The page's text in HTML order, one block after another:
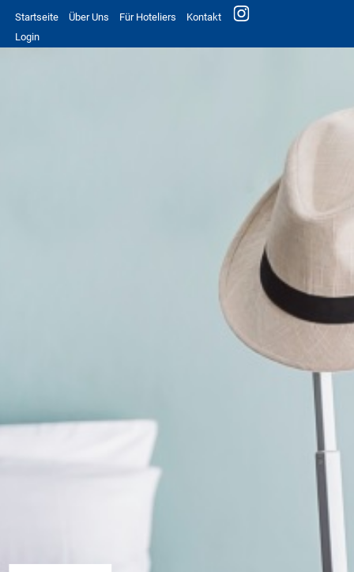
Startseite Über Uns Für Hoteliers
Kontakt
Login